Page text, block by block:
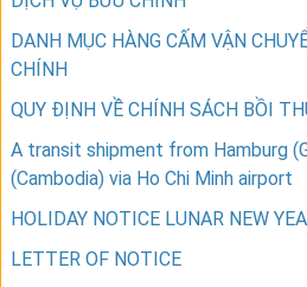
DANH MỤC HÀNG CẤM VẬN
CHÍNH
QUY ĐỊNH VỀ CHÍNH SÁCH BỒI
A transit shipment from Hamburg
(Cambodia) via Ho Chi Minh airport
HOLIDAY NOTICE LUNAR NEW
LETTER OF NOTICE